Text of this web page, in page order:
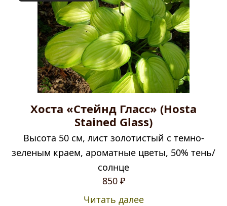
Хоста «Стейнд Гласс» (Hosta
Stained Glass)
Высота 50 см, лист золотистый с темно-
зеленым краем, ароматные цветы, 50% тень/
солнце
850 ₽
Читать далее